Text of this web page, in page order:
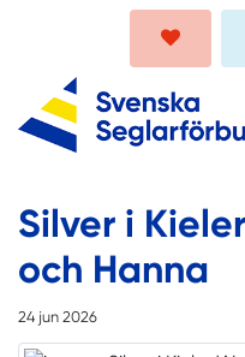
Silver i
och Hanna
24 jun 2026